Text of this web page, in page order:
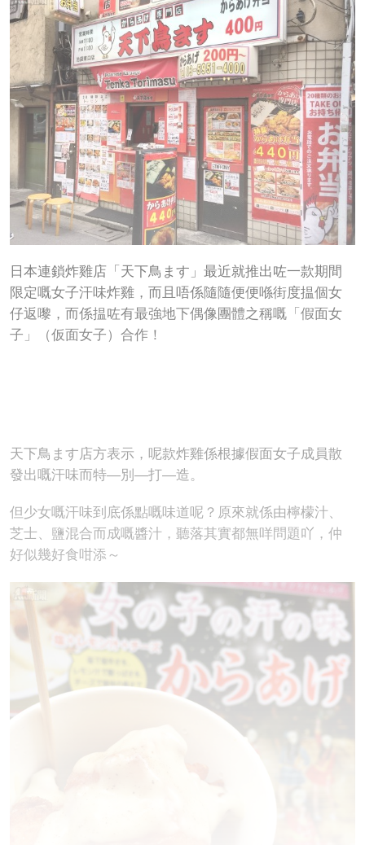
日本連鎖炸雞店「天下鳥ます」最近就推出咗一款期間
限定嘅女子汗味炸雞，而且唔係隨隨便便喺街度揾個女
仔返嚟，而係揾咗有最強地下偶像團體之稱嘅「假面女
子」（仮面女子）合作！
天下鳥ます店方表示，呢款炸雞係根據假面女子成員散
發出嘅汗味而特—別—打—造。
但少女嘅汗味到底係點嘅味道呢？原來就係由檸檬汁、
芝士、鹽混合而成嘅醬汁，聽落其實都無咩問題吖，仲
好似幾好食咁添～